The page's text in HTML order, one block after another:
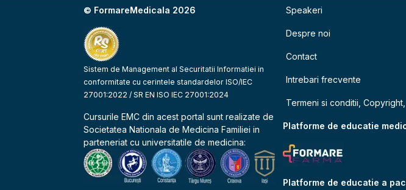
© FormareMedicala 2026
Sistem de Management al Securitatii Informatiei in
conformitate cu cerintele standardelor ISO/IEC
27001:2022 / SR EN ISO IEC 27001:2024
Cursurile EMC din acest portal sunt realizate de
Societatea Nationala de Medicina Familiei in
parteneriat cu universitatile de medicina:
Speakeri
Despre noi
Contact
Intrebari frecvente
Termeni si conditii, Copyright,
Platforme de educatie
Platforme de educatie a